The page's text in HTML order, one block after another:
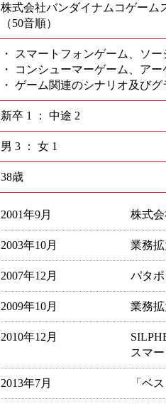
株式会社バンダイナムコゲーム
（50音順）
・ スマートフォンゲーム、ソ
・ コンシューマーゲーム、ア
・ ゲーム関連のシナリオ及び
新卒 1 ： 中途 2
男 3 ： 女 1
38歳
2001年9月 株式
2003年10月 業務
2007年12月 パタ
2009年10月 業務
2010年12月
スマ
2013年7月 「ベ